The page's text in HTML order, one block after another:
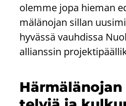
olem­me jopa hie­man
mä­lä­no­jan sil­lan
hy­väs­sä vauh­dis­sa
allianssin